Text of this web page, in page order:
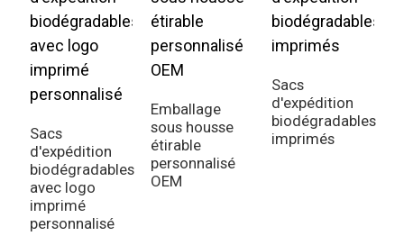
Sacs
d'expédition
biodégradables
avec logo
imprimé
personnalisé
Emballage
sous housse
étirable
personnalisé
OEM
Sacs
d'expédition
biodégradables
imprimés